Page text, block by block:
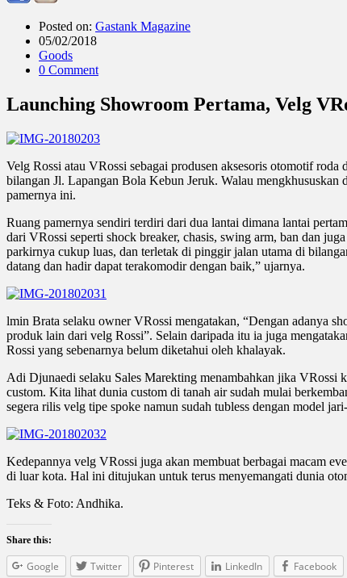
Posted on: Gastank Magazine
05/02/2018
Goods
0 Comment
Launching Showroom Pertama, Velg
Velg Rossi atau VRossi sebagai produsen aksesoris otomotif
bilangan Jl. Lapangan Bola Kebun Jeruk. Walau
pamernya ini.
Ruang pamernya sendiri terdiri dari dua lantai dimana lantai
dari VRossi seperti shock breaker, chasis, swing arm, ban dan
parkirnya cukup luas, dan terletak di pinggir jalan utama di
datang dan hadir dapat terakomodir dengan baik,” ujarnya.
lmin Brata selaku owner VRossi mengatakan, “Dengan adanya
produk lain dari velg Rossi”. Selain daripada itu ia juga
Rossi yang sebenarnya belum diketahui oleh khalayak.
Adi Djunaedi selaku Sales Marekting menambahkan jika VRossi
custom. Kita lihat dunia custom di tanah air sudah mulai
segera rilis velg tipe spoke namun sudah tubless dengan model
Kedepannya velg VRossi juga akan membuat berbagai macam
di luar kota. Hal ini ditujukan untuk terus menyemangati dunia
Teks & Foto: Andhika.
Share this:
Google Twitter Pinterest LinkedIn Facebook